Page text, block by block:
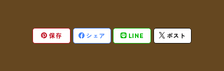
保存 シェア LINE ポスト